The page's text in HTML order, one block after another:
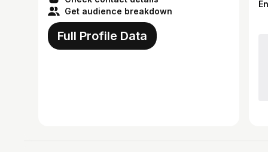
Get audience breakdown
Full Profile Data